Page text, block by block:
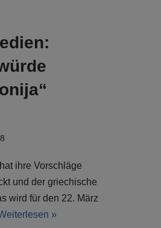
ihre Vorschläge
und der griechische
wird für den 22. März
»